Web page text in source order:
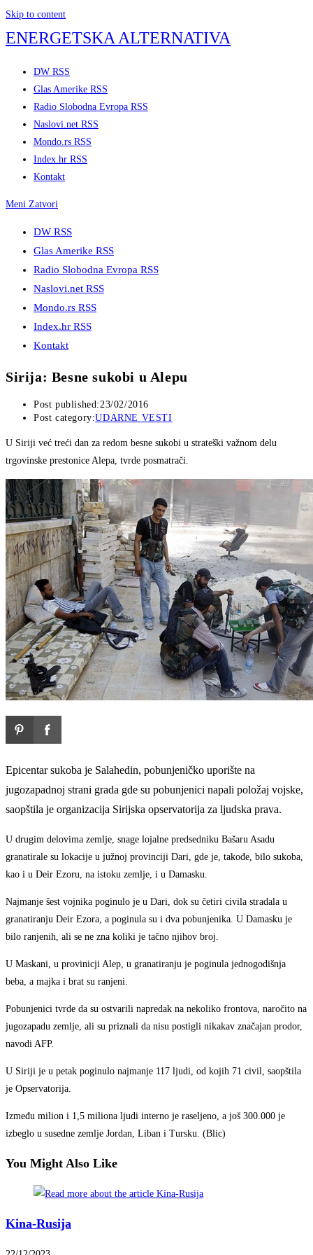
Skip to content
ENERGETSKA ALTERNATIVA
DW RSS
Glas Amerike RSS
Radio Slobodna Evropa RSS
Naslovi.net RSS
Mondo.rs RSS
Index.hr RSS
Kontakt
Meni Zatvori
DW RSS
Glas Amerike RSS
Radio Slobodna Evropa RSS
Naslovi.net RSS
Mondo.rs RSS
Index.hr RSS
Kontakt
Sirija: Besne sukobi u Alepu
Post published:23/02/2016
Post category:UDARNE VESTI
U Siriji već treći dan za redom besne sukobi u strateški važnom delu
trgovinske prestonice Alepa, tvrde posmatrači.
Epicentar sukoba je Salahedin, pobunjeničko uporište na
jugozapadnoj strani grada gde su pobunjenici napali položaj vojske,
saopštila je organizacija Sirijska opservatorija za ljudska prava.
U drugim delovima zemlje, snage lojalne predsedniku Bašaru Asadu
granatirale su lokacije u južnoj provinciji Dari, gde je, takođe, bilo sukoba,
kao i u Deir Ezoru, na istoku zemlje, i u Damasku.
Najmanje šest vojnika poginulo je u Dari, dok su četiri civila stradala u
granatiranju Deir Ezora, a poginula su i dva pobunjenika. U Damasku je
bilo ranjenih, ali se ne zna koliki je tačno njihov broj.
U Maskani, u provinicji Alep, u granatiranju je poginula jednogodišnja
beba, a majka i brat su ranjeni.
Pobunjenici tvrde da su ostvarili napredak na nekoliko frontova, naročito na
jugozapadu zemlje, ali su priznali da nisu postigli nikakav značajan prodor,
navodi AFP.
U Siriji je u petak poginulo najmanje 117 ljudi, od kojih 71 civil, saopštila
je Opservatorija.
Između milion i 1,5 miliona ljudi interno je raseljeno, a još 300.000 je
izbeglo u susedne zemlje Jordan, Liban i Tursku. (Blic)
You Might Also Like
Kina-Rusija